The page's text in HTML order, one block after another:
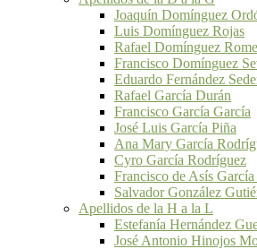
Joaquín Domínguez
Luis Domínguez Rojas
Rafael Domínguez
Francisco Domínguez
Eduardo Fernández
Rafael García Durán
Francisco García García
José Luis García Piña
Ana Mary García
Cyro García Rodríguez
Francisco de Asís
Salvador González
Apellidos de la H a la L
Estefanía Hernández
José Antonio Hinojos